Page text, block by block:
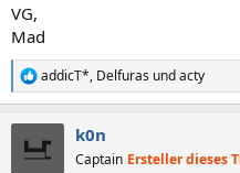
VG,
Mad
R
e
addicT*, Delfuras undacty
k0n
Captain Ersteller dieses